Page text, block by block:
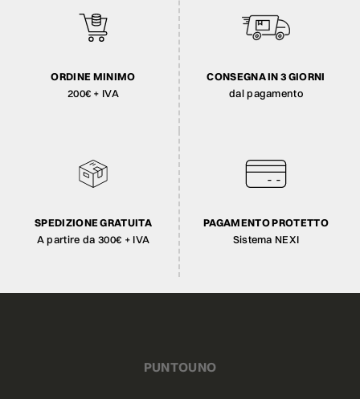
ORDINE MINIMO
200€ + IVA
CONSEGNA IN 3 GIORNI
dal pagamento
SPEDIZIONE GRATUITA
A partire da 300€ + IVA
PAGAMENTO PROTETTO
Sistema NEXI
PUNTOUNO